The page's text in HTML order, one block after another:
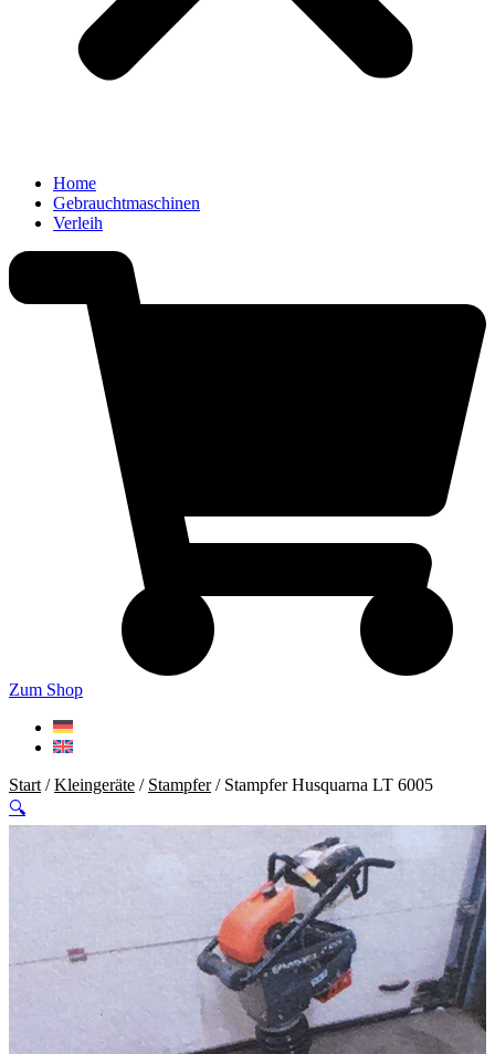
Home
Gebrauchtmaschinen
Verleih
Zum Shop
Start /Kleingeräte / Stampfer/ Stampfer Husquarna LT 6005
🔍